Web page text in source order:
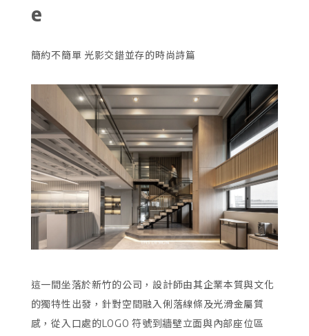
e
簡約不簡單 光影交錯並存的時尚詩篇
這一間坐落於新竹的公司，設計師由其企業本質與文化
的獨特性出發，針對空間融入俐落線條及光滑金屬質
感，從入口處的LOGO 符號到牆壁立面與內部座位區